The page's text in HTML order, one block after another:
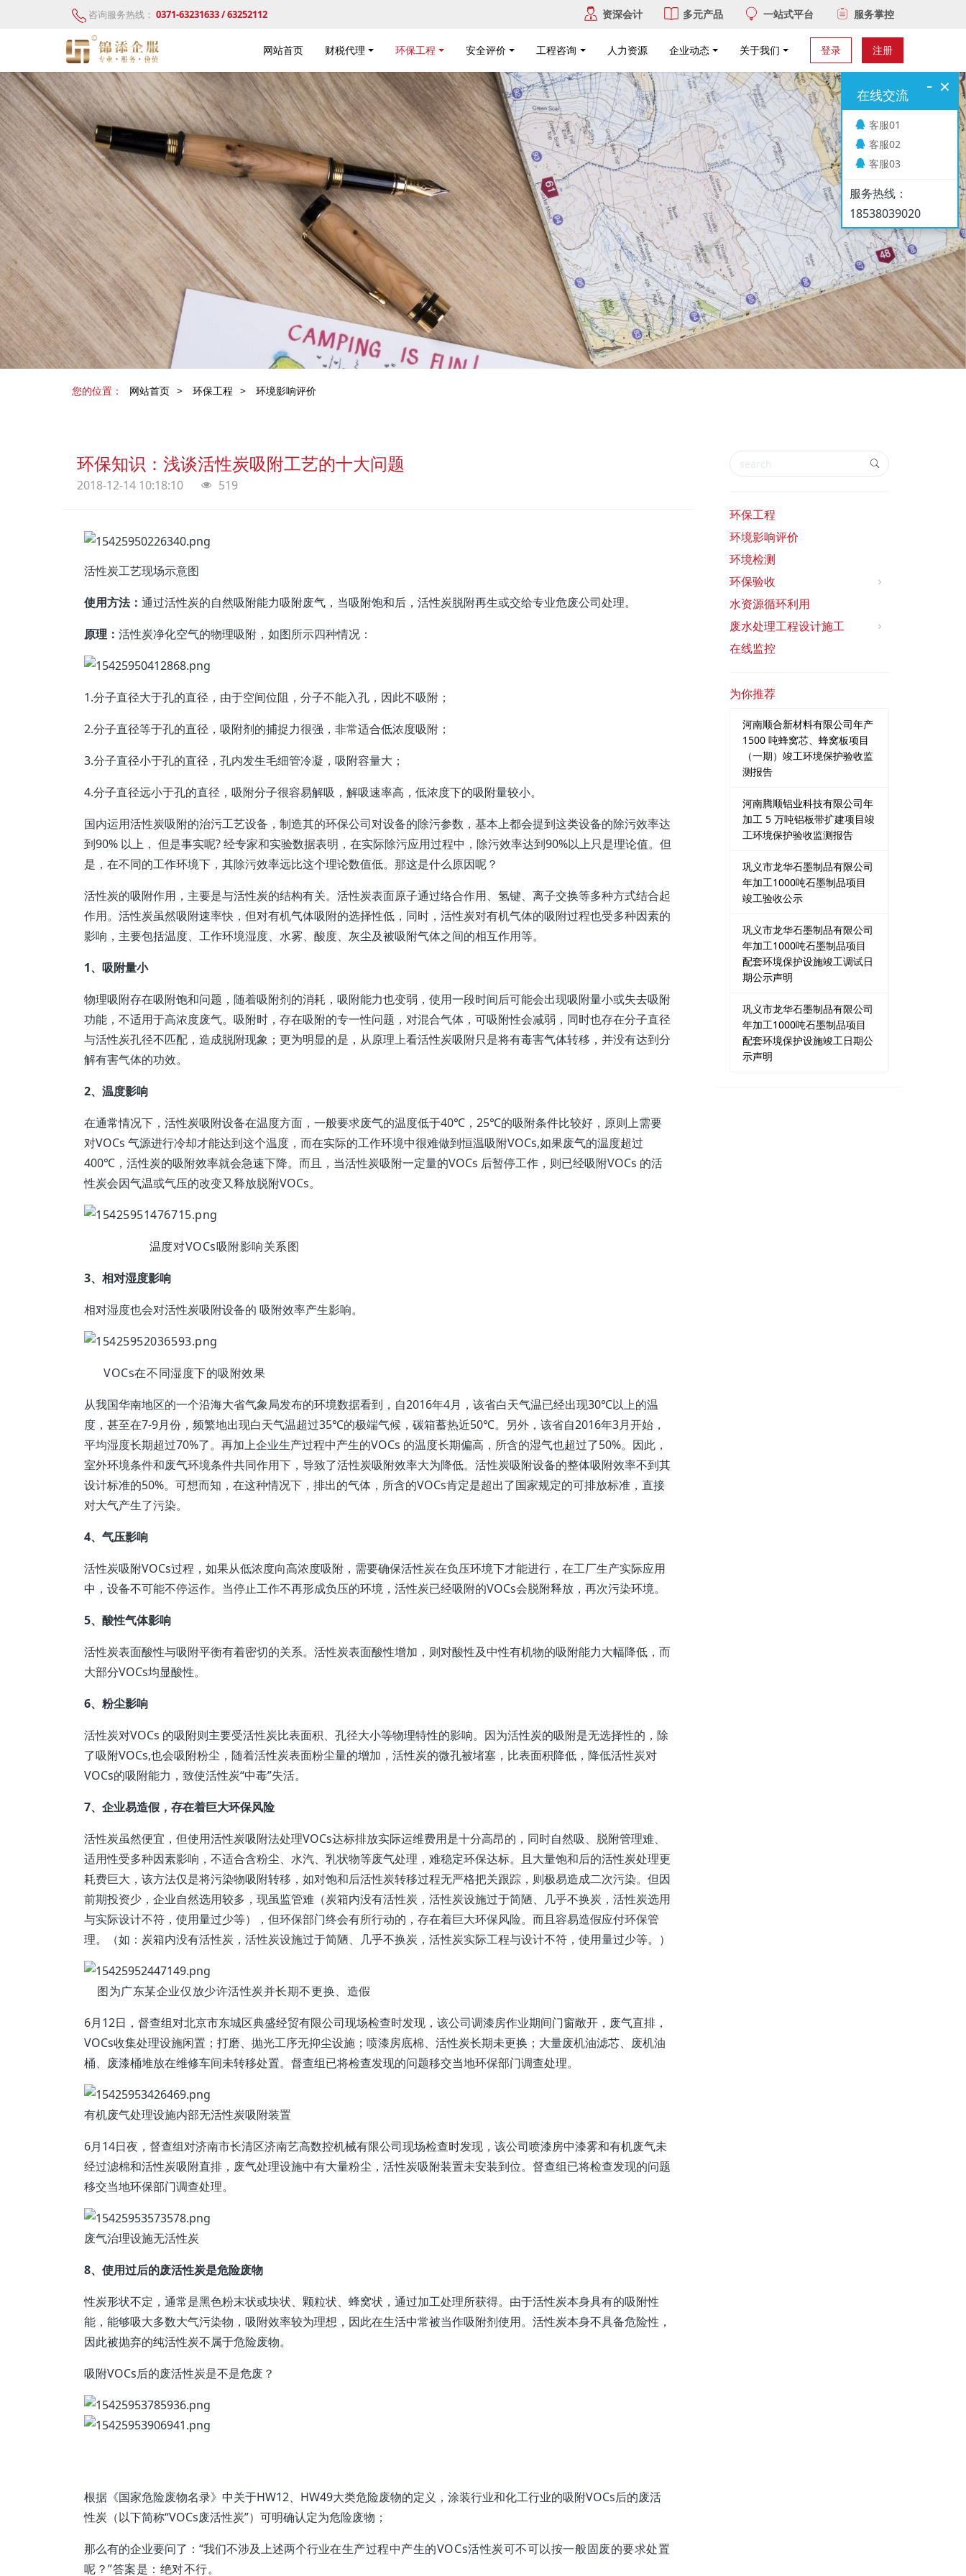
咨询服务热线： 0371-63231633 / 63252112 资深会计 多元产品 一站式平台 服务掌控
登录 注册
网站首页 财税代理 环保工程 安全评价 工程咨询 人力资源 企业动态 关于我们
您的位置： 网站首页 > 环保工程 > 环境影响评价
环保知识：浅谈活性炭吸附工艺的十大问题
2018-12-14 10:18:10 519
活性炭工艺现场示意图
使用方法： 通过活性炭的自然吸附能力吸附废气，当吸附饱和后，活性炭脱附再生或交给专业危废公司处理。
原理： 活性炭净化空气的物理吸附，如图所示四种情况：
1.分子直径大于孔的直径，由于空间位阻，分子不能入孔，因此不吸附；
2.分子直径等于孔的直径，吸附剂的捕捉力很强，非常适合低浓度吸附；
3.分子直径小于孔的直径，孔内发生毛细管冷凝，吸附容量大；
4.分子直径远小于孔的直径，吸附分子很容易解吸，解吸速率高，低浓度下的吸附量较小。
国内运用活性炭吸附的治污工艺设备，制造其的环保公司对设备的除污参数，基本上都会提到这类设备的除污效率达
到90% 以上， 但是事实呢? 经专家和实验数据表明，在实际除污应用过程中，除污效率达到90%以上只是理论值。但
是，在不同的工作环境下，其除污效率远比这个理论数值低。那这是什么原因呢？
活性炭的吸附作用，主要是与活性炭的结构有关。活性炭表面原子通过络合作用、氢键、离子交换等多种方式结合起
作用。活性炭虽然吸附速率快，但对有机气体吸附的选择性低，同时，活性炭对有机气体的吸附过程也受多种因素的
影响，主要包括温度、工作环境湿度、水雾、酸度、灰尘及被吸附气体之间的相互作用等。
1、吸附量小
物理吸附存在吸附饱和问题，随着吸附剂的消耗，吸附能力也变弱，使用一段时间后可能会出现吸附量小或失去吸附
功能，不适用于高浓度废气。吸附时，存在吸附的专一性问题，对混合气体，可吸附性会减弱，同时也存在分子直径
与活性炭孔径不匹配，造成脱附现象；更为明显的是，从原理上看活性炭吸附只是将有毒害气体转移，并没有达到分
解有害气体的功效。
2、温度影响
在通常情况下，活性炭吸附设备在温度方面，一般要求废气的温度低于40℃，25℃的吸附条件比较好，原则上需要
对VOCs 气源进行冷却才能达到这个温度，而在实际的工作环境中很难做到恒温吸附VOCs,如果废气的温度超过
400℃，活性炭的吸附效率就会急速下降。而且，当活性炭吸附一定量的VOCs 后暂停工作，则已经吸附VOCs 的活
性炭会因气温或气压的改变又释放脱附VOCs。
温度对VOCs吸附影响关系图
3、相对湿度影响
相对湿度也会对活性炭吸附设备的 吸附效率产生影响。
VOCs在不同湿度下的吸附效果
从我国华南地区的一个沿海大省气象局发布的环境数据看到，自2016年4月，该省白天气温已经出现30℃以上的温
度，甚至在7-9月份，频繁地出现白天气温超过35℃的极端气候，碳箱蓄热近50℃。另外，该省自2016年3月开始，
平均湿度长期超过70%了。再加上企业生产过程中产生的VOCs 的温度长期偏高，所含的湿气也超过了50%。因此，
室外环境条件和废气环境条件共同作用下，导致了活性炭吸附效率大为降低。活性炭吸附设备的整体吸附效率不到其
设计标准的50%。可想而知，在这种情况下，排出的气体，所含的VOCs肯定是超出了国家规定的可排放标准，直接
对大气产生了污染。
4、气压影响
活性炭吸附VOCs过程，如果从低浓度向高浓度吸附，需要确保活性炭在负压环境下才能进行，在工厂生产实际应用
中，设备不可能不停运作。当停止工作不再形成负压的环境，活性炭已经吸附的VOCs会脱附释放，再次污染环境。
5、酸性气体影响
活性炭表面酸性与吸附平衡有着密切的关系。活性炭表面酸性增加，则对酸性及中性有机物的吸附能力大幅降低，而
大部分VOCs均显酸性。
6、粉尘影响
活性炭对VOCs 的吸附则主要受活性炭比表面积、孔径大小等物理特性的影响。因为活性炭的吸附是无选择性的，除
了吸附VOCs,也会吸附粉尘，随着活性炭表面粉尘量的增加，活性炭的微孔被堵塞，比表面积降低，降低活性炭对
VOCs的吸附能力，致使活性炭“中毒”失活。
7、企业易造假，存在着巨大环保风险
活性炭虽然便宜，但使用活性炭吸附法处理VOCs达标排放实际运维费用是十分高昂的，同时自然吸、脱附管理难、
适用性受多种因素影响，不适合含粉尘、水汽、乳状物等废气处理，难稳定环保达标。且大量饱和后的活性炭处理更
耗费巨大，该方法仅是将污染物吸附转移，如对饱和后活性炭转移过程无严格把关跟踪，则极易造成二次污染。但因
前期投资少，企业自然选用较多，现虽监管难（炭箱内没有活性炭，活性炭设施过于简陋、几乎不换炭，活性炭选用
与实际设计不符，使用量过少等），但环保部门终会有所行动的，存在着巨大环保风险。而且容易造假应付环保管
理。（如：炭箱内没有活性炭，活性炭设施过于简陋、几乎不换炭，活性炭实际工程与设计不符，使用量过少等。）
图为广东某企业仅放少许活性炭并长期不更换、造假
6月12日，督查组对北京市东城区典盛经贸有限公司现场检查时发现，该公司调漆房作业期间门窗敞开，废气直排，
VOCs收集处理设施闲置；打磨、抛光工序无抑尘设施；喷漆房底棉、活性炭长期未更换；大量废机油滤芯、废机油
桶、废漆桶堆放在维修车间未转移处置。督查组已将检查发现的问题移交当地环保部门调查处理。
有机废气处理设施内部无活性炭吸附装置
6月14日夜，督查组对济南市长清区济南艺高数控机械有限公司现场检查时发现，该公司喷漆房中漆雾和有机废气未
经过滤棉和活性炭吸附直排，废气处理设施中有大量粉尘，活性炭吸附装置未安装到位。督查组已将检查发现的问题
移交当地环保部门调查处理。
废气治理设施无活性炭
8、使用过后的废活性炭是危险废物
性炭形状不定，通常是黑色粉末状或块状、颗粒状、蜂窝状，通过加工处理所获得。由于活性炭本身具有的吸附性
能，能够吸大多数大气污染物，吸附效率较为理想，因此在生活中常被当作吸附剂使用。活性炭本身不具备危险性，
因此被抛弃的纯活性炭不属于危险废物。
吸附VOCs后的废活性炭是不是危废？
根据《国家危险废物名录》中关于HW12、HW49大类危险废物的定义，涂装行业和化工行业的吸附VOCs后的废活
性炭（以下简称“VOCs废活性炭”）可明确认定为危险废物；
那么有的企业要问了：“我们不涉及上述两个行业在生产过程中产生的VOCs活性炭可不可以按一般固废的要求处置
呢？”答案是：绝对不行。
环保工程
环境影响评价
环境检测
环保验收
水资源循环利用
废水处理工程设计施工
在线监控
为你推荐
河南顺合新材料有限公司年产
1500 吨蜂窝芯、蜂窝板项目
（一期）竣工环境保护验收监
测报告
河南腾顺铝业科技有限公司年
加工 5 万吨铝板带扩建项目竣
工环境保护验收监测报告
巩义市龙华石墨制品有限公司
年加工1000吨石墨制品项目
竣工验收公示
巩义市龙华石墨制品有限公司
年加工1000吨石墨制品项目
配套环境保护设施竣工调试日
期公示声明
巩义市龙华石墨制品有限公司
年加工1000吨石墨制品项目
配套环境保护设施竣工日期公
示声明
×
-
在线交流
客服01
客服02
客服03
服务热线：
18538039020